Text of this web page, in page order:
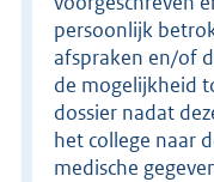
persoonlijk
afspraken en/of
de mogelijkheid
dossier nadat
het college naar
medische